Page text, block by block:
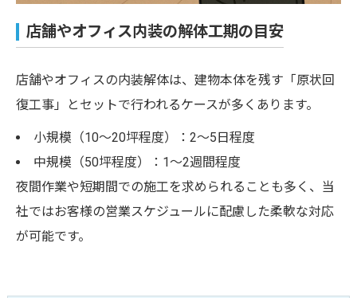
店舗やオフィス内装の解体工期の目安
店舗やオフィスの内装解体は、建物本体を残す「原状回
復工事」とセットで行われるケースが多くあります。
小規模（10〜20坪程度）：2〜5日程度
中規模（50坪程度）：1〜2週間程度
夜間作業や短期間での施工を求められることも多く、当
社ではお客様の営業スケジュールに配慮した柔軟な対応
が可能です。